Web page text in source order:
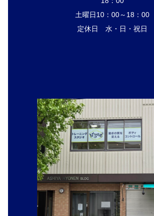
土曜日10：00～18：00
定休日 水・日・祝日